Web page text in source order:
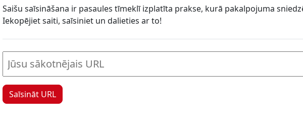
Saišu saīsināšana ir pasaules tīmeklī izplatīta prakse, kurā pakalpojuma
Iekopējiet saiti, saīsiniet un dalieties ar to!
Saīsināt URL